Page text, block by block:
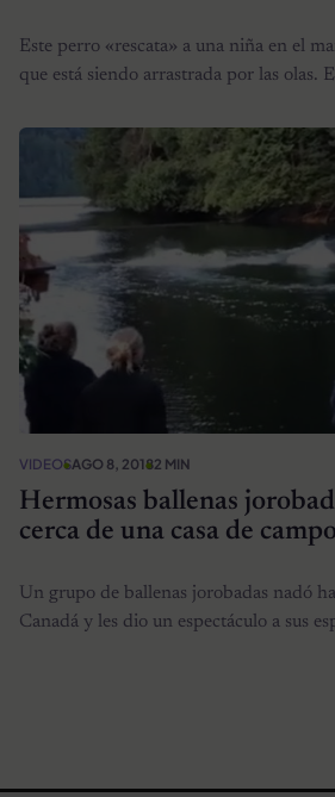
Este perro «rescata» a una niña en el
que está siendo arrastrada por las olas.
VIDEOSAGO 8, 20182 MIN
Hermosas ballenas
cerca de una casa de
Un grupo de ballenas jorobadas nadó
Canadá y les dio un espectáculo a sus